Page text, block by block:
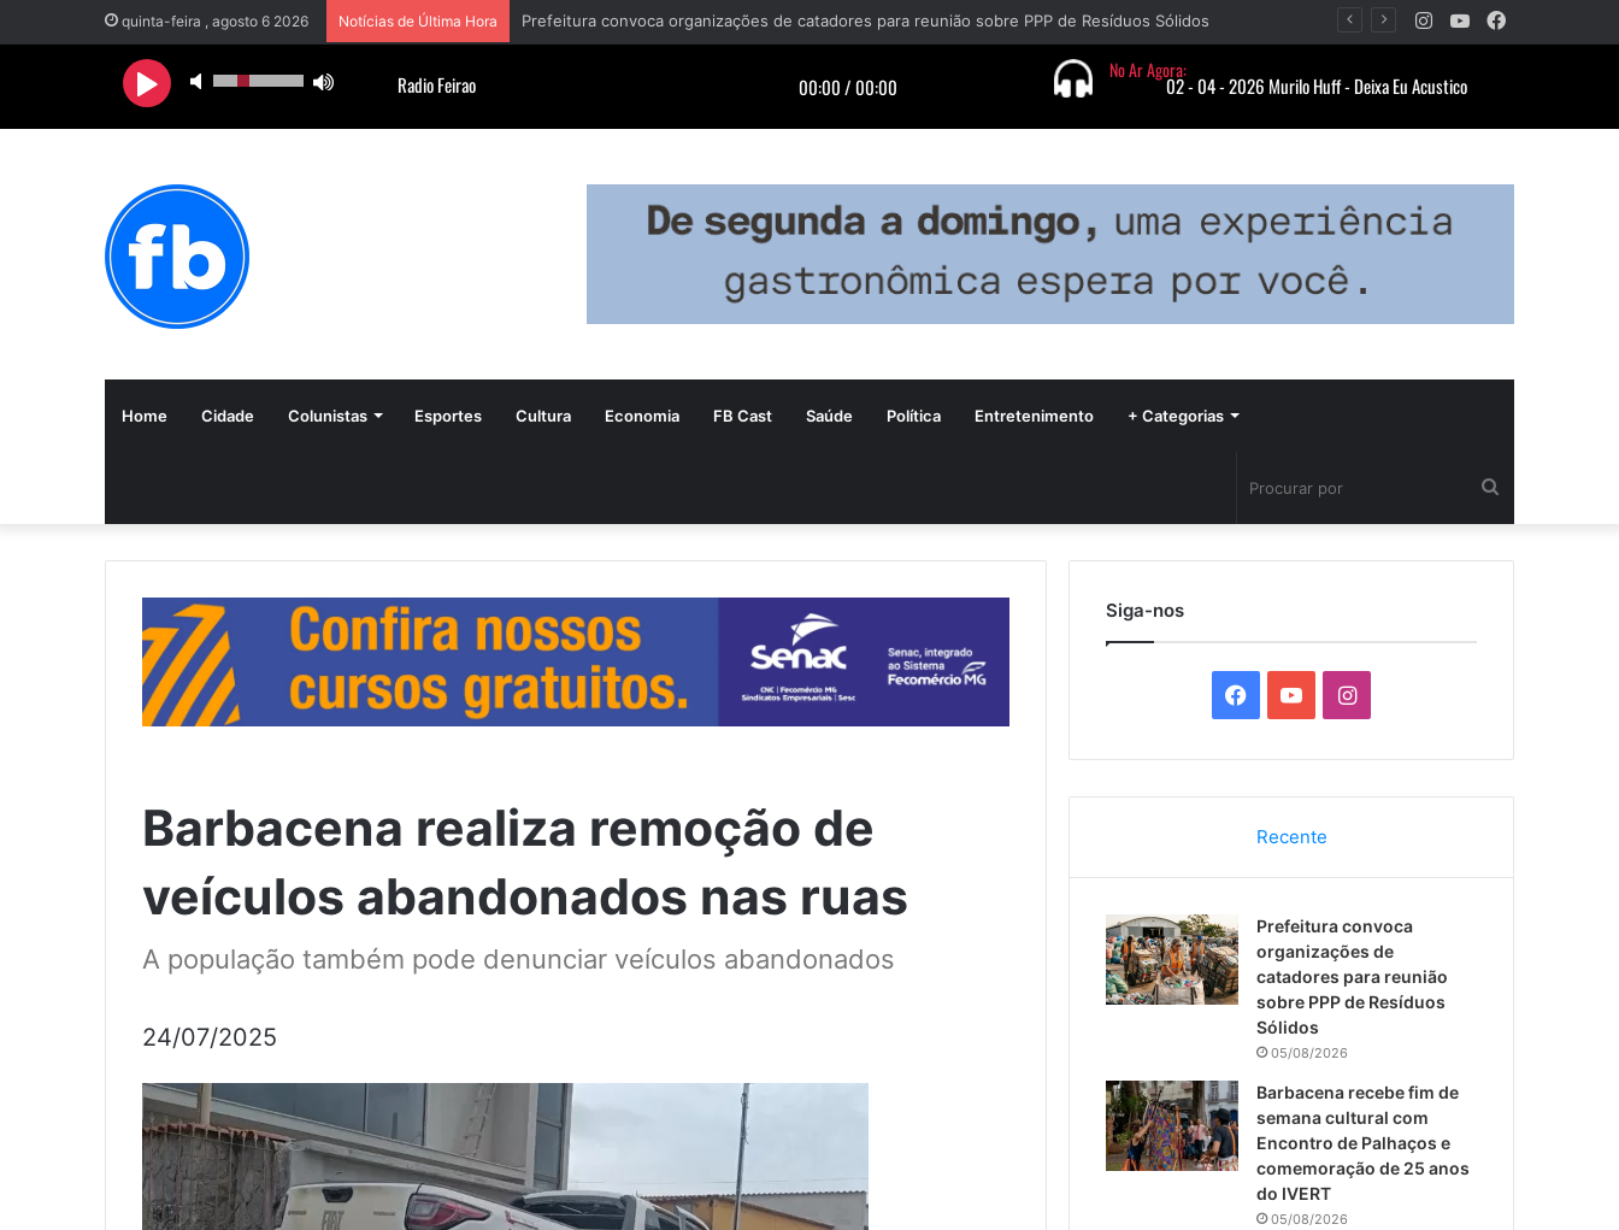
quinta-feira , agosto 6 2026 Notícias de Última Hora YouTube
Instagram
Home Cidade Colunistas Esportes Cultura Economia FB Cast Saúde Política Entretenimento + Categorias
por
Barbacena realiza remoção de
veículos abandonados nas ruas
A população também pode denunciar veículos abandonados
24/07/2025
Siga-nos
c
e
b
o
o
k
u
T
u
b
e
I
s
a
g
r
Recente
Prefeitura convoca
organizações de
catadores para reunião
sobre PPP de Resíduos
Sólidos
05/08/2026
Barbacena recebe fim de
semana cultural com
Encontro de Palhaços e
comemoração de 25 anos
do IVERT
05/08/2026